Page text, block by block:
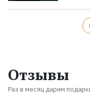
Отзывы
Раз в месяц дарим